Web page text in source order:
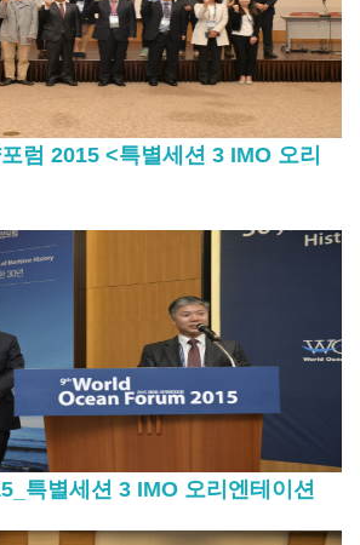
럼 2015 <특별세션 3 IMO 오리
특별세션 3 IMO 오리엔테이션